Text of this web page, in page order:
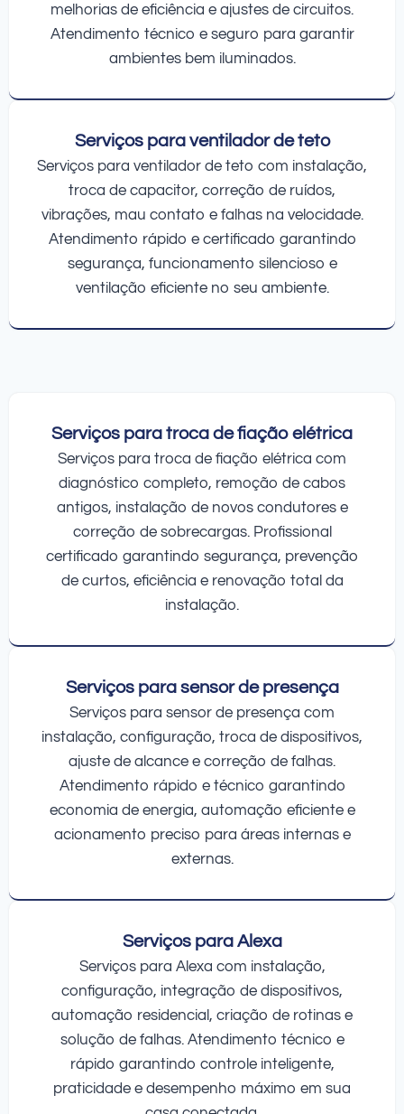
melhorias de eficiência e ajustes de circuitos.
Atendimento técnico e seguro para garantir
ambientes bem iluminados.
Serviços para ventilador de teto
Serviços para ventilador de teto com instalação,
troca de capacitor, correção de ruídos,
vibrações, mau contato e falhas na velocidade.
Atendimento rápido e certificado garantindo
segurança, funcionamento silencioso e
ventilação eficiente no seu ambiente.
Serviços para troca de fiação elétrica
Serviços para troca de fiação elétrica com
diagnóstico completo, remoção de cabos
antigos, instalação de novos condutores e
correção de sobrecargas. Profissional
certificado garantindo segurança, prevenção
de curtos, eficiência e renovação total da
instalação.
Serviços para sensor de presença
Serviços para sensor de presença com
instalação, configuração, troca de dispositivos,
ajuste de alcance e correção de falhas.
Atendimento rápido e técnico garantindo
economia de energia, automação eficiente e
acionamento preciso para áreas internas e
externas.
Serviços para Alexa
Serviços para Alexa com instalação,
configuração, integração de dispositivos,
automação residencial, criação de rotinas e
solução de falhas. Atendimento técnico e
rápido garantindo controle inteligente,
praticidade e desempenho máximo em sua